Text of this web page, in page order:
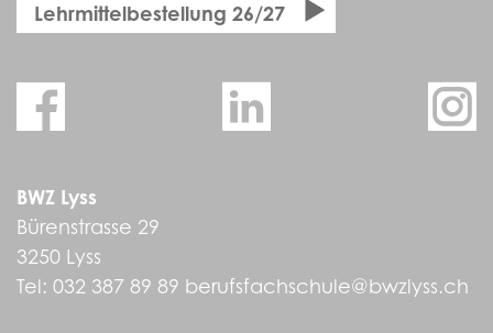
Lehrmittelbestellung 26/27
BWZ Lyss
Bürenstrasse 29
3250 Lyss
Tel: 032 387 89 89 berufsfachschule@bwzlyss.ch